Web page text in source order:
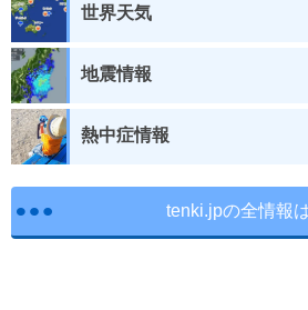
世界天気
地震情報
熱中症情報
tenki.jpの全情報